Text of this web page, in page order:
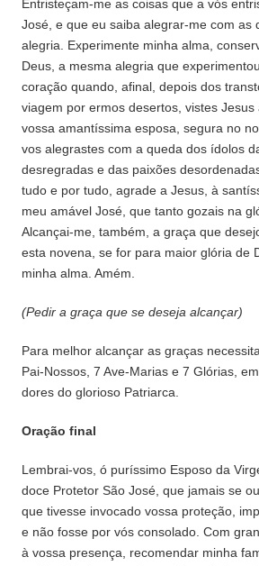
Entristeçam-me as coisas que a vós
José, e que eu saiba alegrar-me com as
alegria. Experimente minha alma,
Deus, a mesma alegria que
coração quando, afinal, depois dos
viagem por ermos desertos, vistes Jesus
vossa amantíssima esposa, segura no
vos alegrastes com a queda dos ídolos
desregradas e das paixões
tudo e por tudo, agrade a Jesus, à
meu amável José, que tanto gozais na
Alcançai-me, também, a graça que
esta novena, se for para maior glória de
minha alma. Amém.
(Pedir a graça que se deseja alcançar)
Para melhor alcançar as graças
Pai-Nossos, 7 Ave-Marias e 7 Glórias,
dores do glorioso Patriarca.
Oração final
Lembrai-vos, ó puríssimo Esposo da
doce Protetor São José, que jamais se
que tivesse invocado vossa proteção,
e não fosse por vós consolado. Com
à vossa presença, recomendar minha